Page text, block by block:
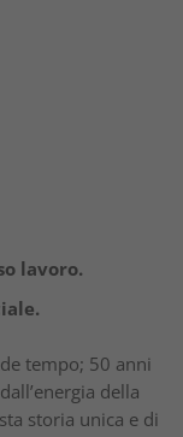
lavoro.
tempo; 50 anni
della
storia unica e di